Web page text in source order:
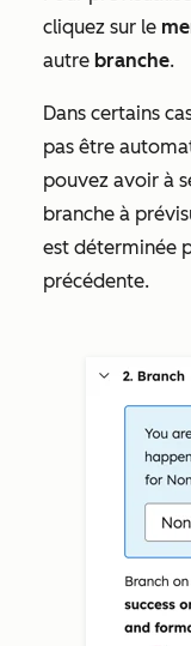
cliquez sur le
autre branche.
Dans certains
pas être
pouvez avoir à
branche à
est déterminée
précédente.